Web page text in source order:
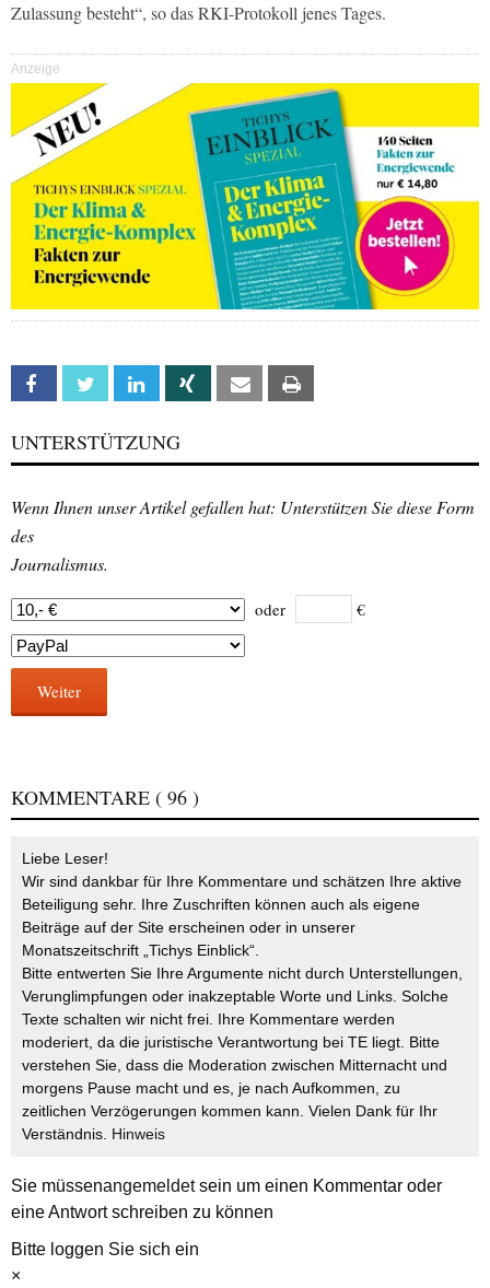
Zulassung besteht“, so das RKI-Protokoll jenes Tages.
Anzeige
Facebook Twitter Linkedin Xing Email
UNTERSTÜTZUNG
Wenn Ihnen unser Artikel gefallen hat: Unterstützen Sie diese Form
des
Journalismus.
oder €
Weiter
KOMMENTARE ( 96 )
Liebe Leser!
Wir sind dankbar für Ihre Kommentare und schätzen Ihre aktive
Beteiligung sehr. Ihre Zuschriften können auch als eigene
Beiträge auf der Site erscheinen oder in unserer
Monatszeitschrift „Tichys Einblick“.
Bitte entwerten Sie Ihre Argumente nicht durch Unterstellungen,
Verunglimpfungen oder inakzeptable Worte und Links. Solche
Texte schalten wir nicht frei. Ihre Kommentare werden
moderiert, da die juristische Verantwortung bei TE liegt. Bitte
verstehen Sie, dass die Moderation zwischen Mitternacht und
morgens Pause macht und es, je nach Aufkommen, zu
zeitlichen Verzögerungen kommen kann. Vielen Dank für Ihr
Verständnis. Hinweis
Sie müssenangemeldetsein um einen Kommentar oder
eine Antwort schreiben zu können
Bitte loggen Sie sich ein
×